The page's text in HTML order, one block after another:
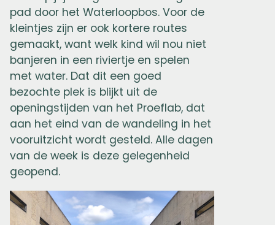
pad door het Waterloopbos. Voor de
kleintjes zijn er ook kortere routes
gemaakt, want welk kind wil nou niet
banjeren in een riviertje en spelen
met water. Dat dit een goed
bezochte plek is blijkt uit de
openingstijden van het Proeflab, dat
aan het eind van de wandeling in het
vooruitzicht wordt gesteld. Alle dagen
van de week is deze gelegenheid
geopend.